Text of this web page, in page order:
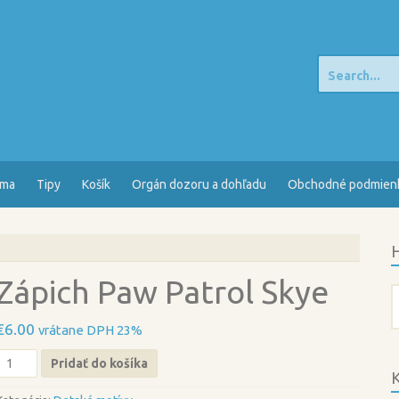
for:
Tipy Košík Orgán dozoru a dohľadu Obchodné
Paw Patrol Skye
6.00 vrátane DPH 23%
množstvo
Paw
Pridať do košíka